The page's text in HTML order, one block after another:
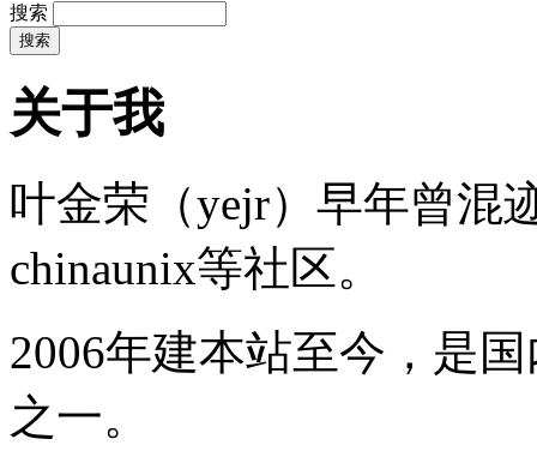
搜索
关于我
叶金荣（yejr）早年曾混
chinaunix等社区。
2006年建本站至今，是
之一。